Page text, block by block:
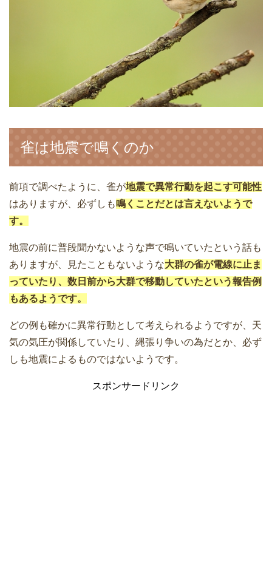
雀は地震で鳴くのか
前項で調べたように、雀が地震で異常行動を起こす可能性
はありますが、必ずしも鳴くことだとは言えないようで
す。
地震の前に普段聞かないような声で鳴いていたという話も
ありますが、見たこともないような大群の雀が電線に止ま
っていたり、数日前から大群で移動していたという報告例
もあるようです。
どの例も確かに異常行動として考えられるようですが、天
気の気圧が関係していたり、縄張り争いの為だとか、必ず
しも地震によるものではないようです。
スポンサードリンク